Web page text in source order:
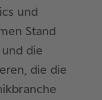
und
Stand
die
die die